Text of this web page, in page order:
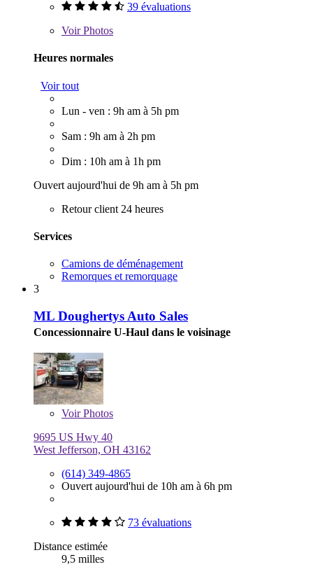
39 évaluations
VoirPhotos
Heures normales
Voir tout
Lun - ven : 9h am à 5h pm
Sam : 9h am à 2h pm
Dim : 10h am à 1h pm
Ouvert aujourd'hui de 9h am à 5h pm
Retour client 24 heures
Services
Camions de déménagement
Remorques et remorquage
3
ML Doughertys Auto Sales
Concessionnaire U-Haul dans le voisinage
VoirPhotos
9695 US Hwy 40
West Jefferson, OH 43162
(614) 349-4865
Ouvert aujourd'hui de 10h am à 6h pm
73 évaluations
Distance estimée
9,5 milles